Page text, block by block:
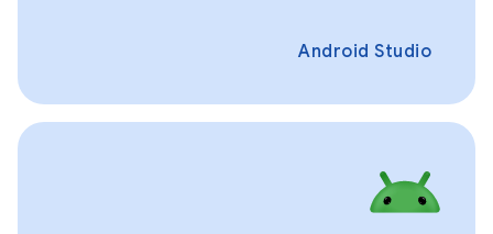
Android Studio